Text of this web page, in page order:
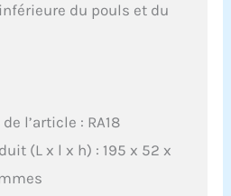
du pouls et du
l’article : RA18
(L x l x h) : 195 x 52 x